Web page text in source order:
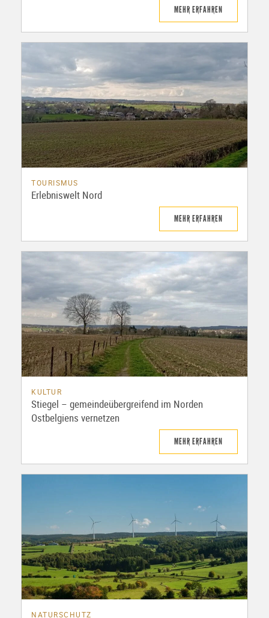
MEHR ERFAHREN
TOURISMUS
Erlebniswelt Nord
MEHR ERFAHREN
KULTUR
Stiegel – gemeindeübergreifend im Norden
Ostbelgiens vernetzen
MEHR ERFAHREN
NATURSCHUTZ